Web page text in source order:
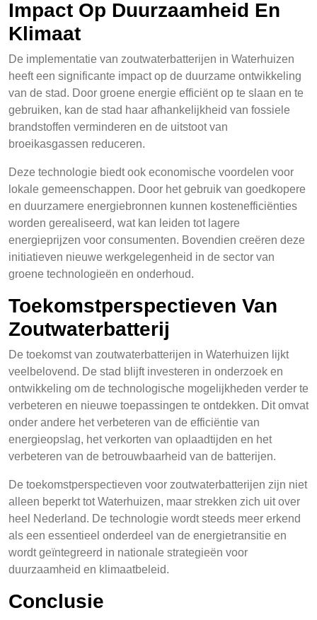
Impact Op Duurzaamheid En
Klimaat
De implementatie van zoutwaterbatterijen in Waterhuizen
heeft een significante impact op de duurzame ontwikkeling
van de stad. Door groene energie efficiënt op te slaan en te
gebruiken, kan de stad haar afhankelijkheid van fossiele
brandstoffen verminderen en de uitstoot van
broeikasgassen reduceren.
Deze technologie biedt ook economische voordelen voor
lokale gemeenschappen. Door het gebruik van goedkopere
en duurzamere energiebronnen kunnen kostenefficiënties
worden gerealiseerd, wat kan leiden tot lagere
energieprijzen voor consumenten. Bovendien creëren deze
initiatieven nieuwe werkgelegenheid in de sector van
groene technologieën en onderhoud.
Toekomstperspectieven Van
Zoutwaterbatterij
De toekomst van zoutwaterbatterijen in Waterhuizen lijkt
veelbelovend. De stad blijft investeren in onderzoek en
ontwikkeling om de technologische mogelijkheden verder te
verbeteren en nieuwe toepassingen te ontdekken. Dit omvat
onder andere het verbeteren van de efficiëntie van
energieopslag, het verkorten van oplaadtijden en het
verbeteren van de betrouwbaarheid van de batterijen.
De toekomstperspectieven voor zoutwaterbatterijen zijn niet
alleen beperkt tot Waterhuizen, maar strekken zich uit over
heel Nederland. De technologie wordt steeds meer erkend
als een essentieel onderdeel van de energietransitie en
wordt geïntegreerd in nationale strategieën voor
duurzaamheid en klimaatbeleid.
Conclusie